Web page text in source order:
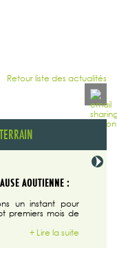
Retour liste des actualités
AOUTIENNE :
un instant pour
premiers mois de
+ Lire la suite
29/07/